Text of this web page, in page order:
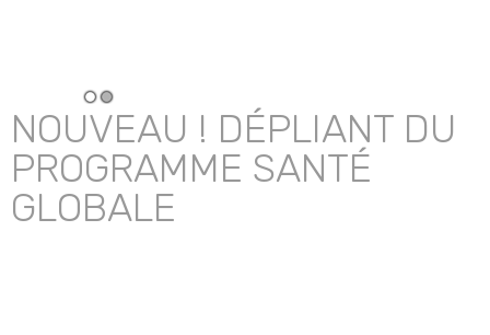
NOUVEAU ! DÉPLIANT DU
PROGRAMME SANTÉ
GLOBALE